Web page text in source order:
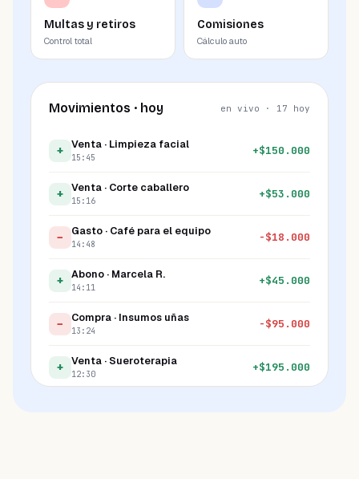
Multas y retiros
Control total
Comisiones
Cálculo auto
Movimientos · hoy en vivo · 17 hoy
+ Venta · Limpieza facial
15:45
+$150.000
+ Venta · Corte caballero
15:16
+$53.000
− Gasto · Café para el equipo
14:48
-$18.000
+ Abono · Marcela R.
14:11
+$45.000
− Compra · Insumos uñas
13:24
-$95.000
+ Venta · Sueroterapia
12:30
+$195.000